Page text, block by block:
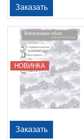
НОВИНКА